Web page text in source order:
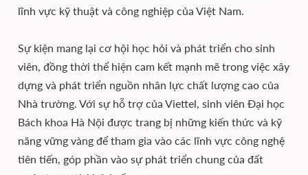
lĩnh vực kỹ thuật và công nghiệp của Việt Nam.
Sự kiện mang lại cơ hội học hỏi và phát triển cho sinh
viên, đồng thời thể hiện cam kết mạnh mẽ trong việc xây
dựng và phát triển nguồn nhân lực chất lượng cao của
Nhà trường. Với sự hỗ trợ của Viettel, sinh viên Đại học
Bách khoa Hà Nội được trang bị những kiến thức và kỹ
năng vững vàng để tham gia vào các lĩnh vực công nghệ
tiên tiến, góp phần vào sự phát triển chung của đất